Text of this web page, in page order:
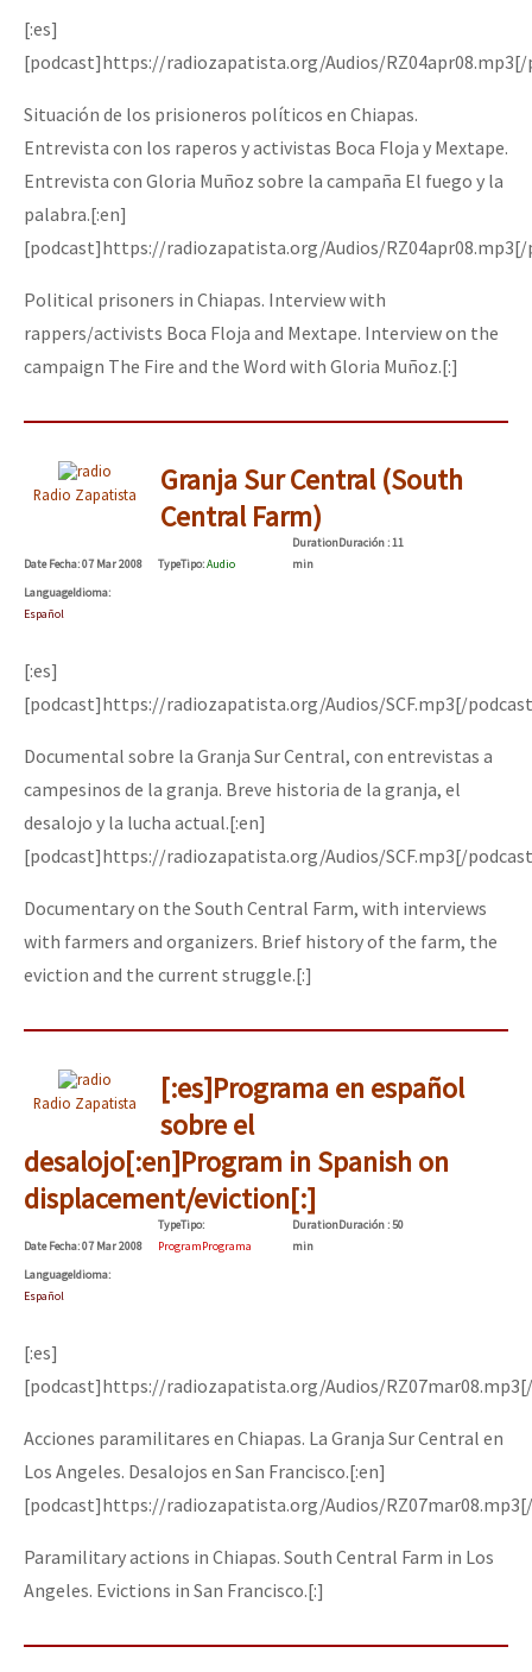
[:es]
[podcast]https://radiozapatista.org/Audios/
Situación de los prisioneros políticos en Chiapas.
Entrevista con los raperos y activistas Boca Floja y Mextape.
Entrevista con Gloria Muñoz sobre la campaña El fuego y la
palabra.[:en]
[podcast]https://radiozapatista.org/Audios/
Political prisoners in Chiapas. Interview with
rappers/activists Boca Floja and Mextape. Interview on the
campaign The Fire and the Word with Gloria Muñoz.[:]
Radio Zapatista
Granja Sur Central (South
Central Farm)
DateFecha: 07 Mar 2008 TypeTipo:Audio
DurationDuración: 11
min
LanguageIdioma:
Español
[:es]
[podcast]https://radiozapatista.org/Audios/SCF.mp3[/
Documental sobre la Granja Sur Central, con entrevistas a
campesinos de la granja. Breve historia de la granja, el
desalojo y la lucha actual.[:en]
[podcast]https://radiozapatista.org/Audios/SCF.mp3[/
Documentary on the South Central Farm, with interviews
with farmers and organizers. Brief history of the farm, the
eviction and the current struggle.[:]
Radio Zapatista
[:es]Programa en español
sobre el
desalojo[:en]Program in Spanish on
displacement/eviction[:]
DateFecha: 07 Mar 2008
TypeTipo:
ProgramPrograma
DurationDuración: 50
min
LanguageIdioma:
Español
[:es]
[podcast]https://radiozapatista.org/Audios/
Acciones paramilitares en Chiapas. La Granja Sur Central en
Los Angeles. Desalojos en San Francisco.[:en]
[podcast]https://radiozapatista.org/Audios/
Paramilitary actions in Chiapas. South Central Farm in Los
Angeles. Evictions in San Francisco.[:]